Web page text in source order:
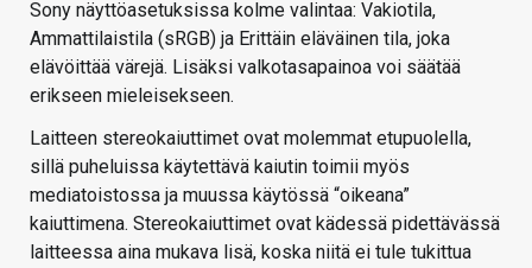
Sony näyttöasetuksissa kolme valintaa: Vakiotila,
Ammattilaistila (sRGB) ja Erittäin eläväinen tila, joka
elävöittää värejä. Lisäksi valkotasapainoa voi säätää
erikseen mieleisekseen.
Laitteen stereokaiuttimet ovat molemmat etupuolella,
sillä puheluissa käytettävä kaiutin toimii myös
mediatoistossa ja muussa käytössä “oikeana”
kaiuttimena. Stereokaiuttimet ovat kädessä pidettävässä
laitteessa aina mukava lisä, koska niitä ei tule tukittua